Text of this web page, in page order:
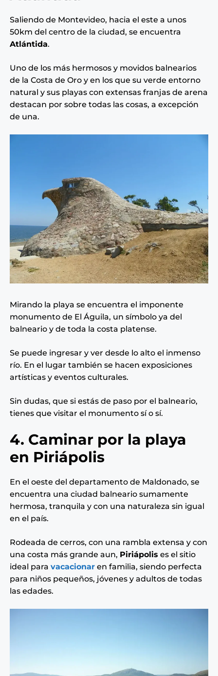
Saliendo de Montevideo, hacia el este a unos
50km del centro de la ciudad, se encuentra
Atlántida.
Uno de los más hermosos y movidos balnearios
de la Costa de Oro y en los que su verde entorno
natural y sus playas con extensas franjas de arena
destacan por sobre todas las cosas, a excepción
de una.
Mirando la playa se encuentra el imponente
monumento de El Águila, un símbolo ya del
balneario y de toda la costa platense.
Se puede ingresar y ver desde lo alto el inmenso
río. En el lugar también se hacen exposiciones
artísticas y eventos culturales.
Sin dudas, que si estás de paso por el balneario,
tienes que visitar el monumento sí o sí.
4. Caminar por la playa
en Piriápolis
En el oeste del departamento de Maldonado, se
encuentra una ciudad balneario sumamente
hermosa, tranquila y con una naturaleza sin igual
en el país.
Rodeada de cerros, con una rambla extensa y con
una costa más grande aun, Piriápolis es el sitio
ideal para vacacionar en familia, siendo perfecta
para niños pequeños, jóvenes y adultos de todas
las edades.